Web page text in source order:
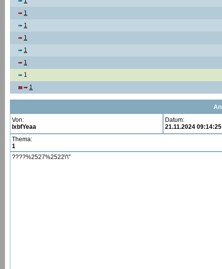
1
1
1
1
1
1
1
Von:
lxbfYeaa
Datum:
21.11.2024 09:14:25
Thema:
1
????%2527%2522\'\"